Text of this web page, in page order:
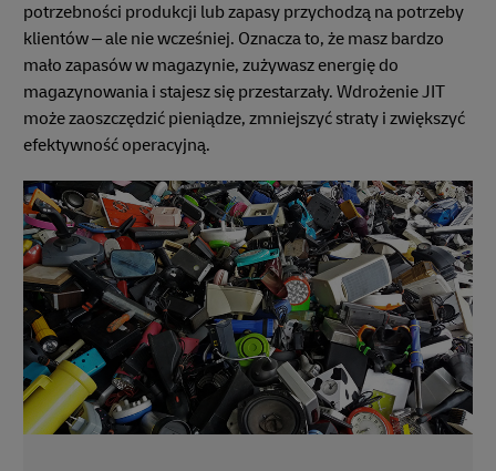
potrzebności produkcji lub zapasy przychodzą na potrzeby
klientów – ale nie wcześniej. Oznacza to, że masz bardzo
mało zapasów w magazynie, zużywasz energię do
magazynowania i stajesz się przestarzały. Wdrożenie JIT
może zaoszczędzić pieniądze, zmniejszyć straty i zwiększyć
efektywność operacyjną.